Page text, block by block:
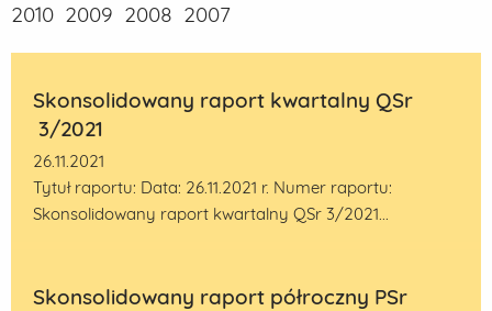
2010 2009 2008 2007
Skonsolidowany raport kwartalny QSr
3/2021
26.11.2021
Tytuł raportu: Data: 26.11.2021 r. Numer raportu:
Skonsolidowany raport kwartalny QSr 3/2021...
Skonsolidowany raport półroczny PSr